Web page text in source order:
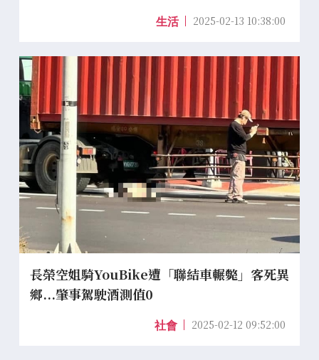
生活 2025-02-13 10:38:00
長榮空姐騎YouBike遭「聯結車輾斃」客死異
鄉...肇事駕駛酒測值0
社會 2025-02-12 09:52:00